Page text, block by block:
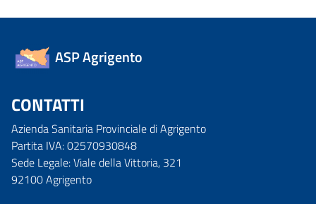
ASP Agrigento
CONTATTI
Azienda Sanitaria Provinciale di Agrigento
Partita IVA: 02570930848
Sede Legale: Viale della Vittoria, 321
92100 Agrigento